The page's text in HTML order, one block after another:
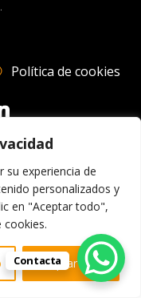
experiencia de
personalizados y
en "Aceptar todo",
cookies.
Aceptar todo
Política de cookies
Contacta